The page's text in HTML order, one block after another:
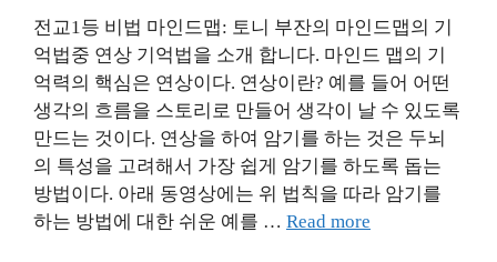
전교1등 비법 마인드맵: 토니 부잔의 마인드맵의 기
억법중 연상 기억법을 소개 합니다. 마인드 맵의 기
억력의 핵심은 연상이다. 연상이란? 예를 들어 어떤
생각의 흐름을 스토리로 만들어 생각이 날 수 있도록
만드는 것이다. 연상을 하여 암기를 하는 것은 두뇌
의 특성을 고려해서 가장 쉽게 암기를 하도록 돕는
방법이다. 아래 동영상에는 위 법칙을 따라 암기를
하는 방법에 대한 쉬운 예를 … Read more